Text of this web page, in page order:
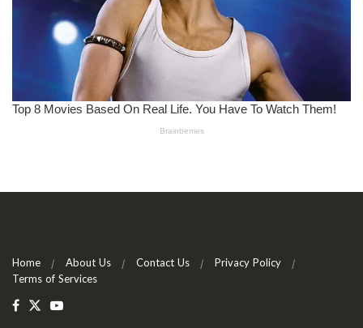
Home About Us Contact Us
Privacy Policy
Terms of Services